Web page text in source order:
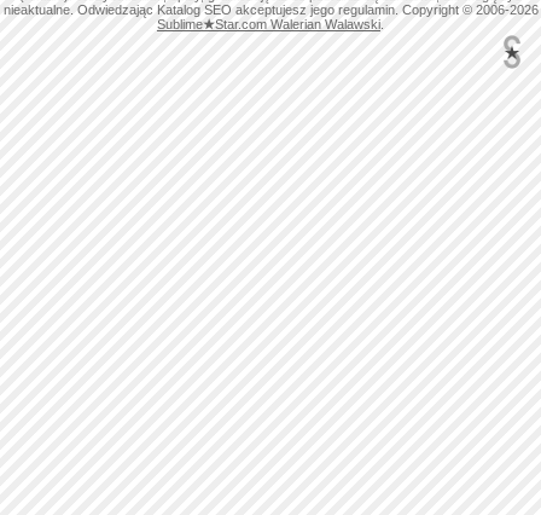
nieaktualne. Odwiedzając Katalog SEO akceptujesz jego regulamin. Copyright © 2006-2026
Sublime★Star.com Walerian Walawski